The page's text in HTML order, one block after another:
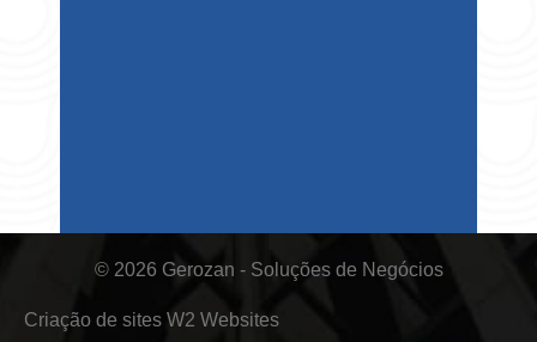
© 2026 Gerozan - Soluções de Negócios
Criação de sites W2 Websites